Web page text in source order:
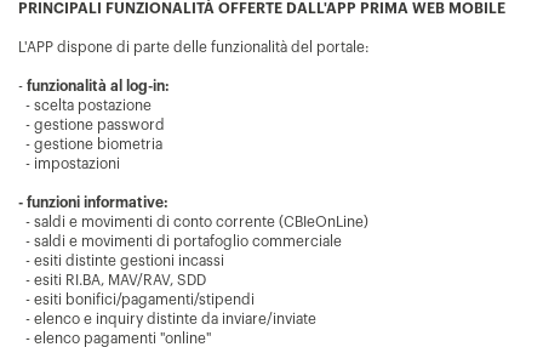
PRINCIPALI FUNZIONALITÀ OFFERTE DALL'APP PRIMA WEB MOBILE
L'APP dispone di parte delle funzionalità del portale:
- funzionalità al log-in:
- scelta postazione
- gestione password
- gestione biometria
- impostazioni
- funzioni informative:
- saldi e movimenti di conto corrente (CBIeOnLine)
- saldi e movimenti di portafoglio commerciale
- esiti distinte gestioni incassi
- esiti RI.BA, MAV/RAV, SDD
- esiti bonifici/pagamenti/stipendi
- elenco e inquiry distinte da inviare/inviate
- elenco pagamenti "online"